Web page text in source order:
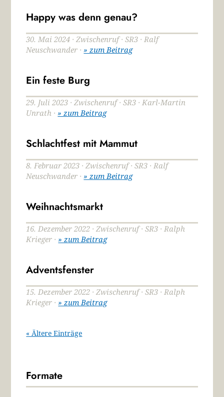
Happy was denn genau?
30. Mai 2024 · Zwischenruf · SR3 · Ralf
Neuschwander ·» zum Beitrag
Ein feste Burg
29. Juli 2023 · Zwischenruf · SR3 · Karl-Martin
Unrath ·» zum Beitrag
Schlachtfest mit Mammut
8. Februar 2023 · Zwischenruf · SR3 · Ralf
Neuschwander ·» zum Beitrag
Weihnachtsmarkt
16. Dezember 2022 · Zwischenruf · SR3 · Ralph
Krieger ·» zum Beitrag
Adventsfenster
15. Dezember 2022 · Zwischenruf · SR3 · Ralph
Krieger ·» zum Beitrag
« Ältere Einträge
Formate